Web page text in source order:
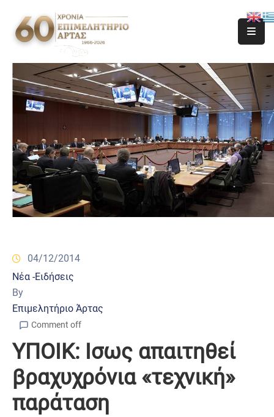
04/12/2014
Νέα -Ειδήσεις
By
Επιμελητήριο Άρτας
Comment off
ΥΠΟΙΚ: Ισως απαιτηθεί
βραχυχρόνια «τεχνική»
παράταση